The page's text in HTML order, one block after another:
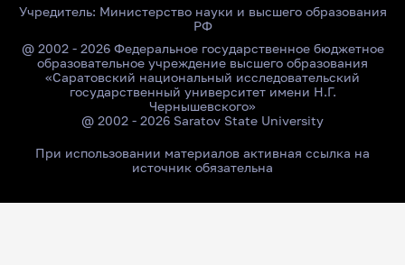
Учредитель: Министерство науки и высшего образования
РФ
@ 2002 - 2026 Федеральное государственное бюджетное
образовательное учреждение высшего образования
«Саратовский национальный исследовательский
государственный университет имени Н.Г.
Чернышевского»
@ 2002 - 2026 Saratov State University
При использовании материалов активная ссылка на
источник обязательна